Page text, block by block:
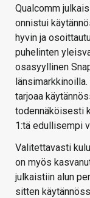
Qualcomm
onnistui
hyvin ja
puhelinten
osasyyllinen
tarjoaa
todennäköisesti
1:tä edullisempi
Valitettavasti
on myös
julkaistiin alun
sitten